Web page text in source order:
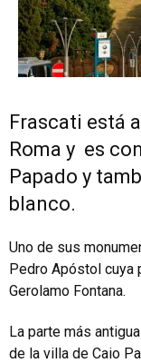
Frascati está
Roma y es
Papado y
blanco.
Uno de sus
Pedro Apóstol cuya
Gerolamo Fontana.
La parte más
de la villa de Caio